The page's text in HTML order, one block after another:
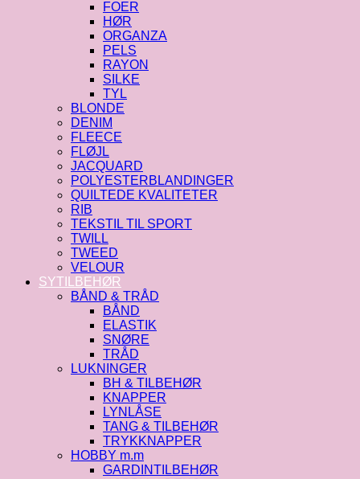
FOER
HØR
ORGANZA
PELS
RAYON
SILKE
TYL
BLONDE
DENIM
FLEECE
FLØJL
JACQUARD
POLYESTERBLANDINGER
QUILTEDE KVALITETER
RIB
TEKSTIL TIL SPORT
TWILL
TWEED
VELOUR
SYTILBEHØR
BÅND & TRÅD
BÅND
ELASTIK
SNØRE
TRÅD
LUKNINGER
BH & TILBEHØR
KNAPPER
LYNLÅSE
TANG & TILBEHØR
TRYKKNAPPER
HOBBY m.m
GARDINTILBEHØR